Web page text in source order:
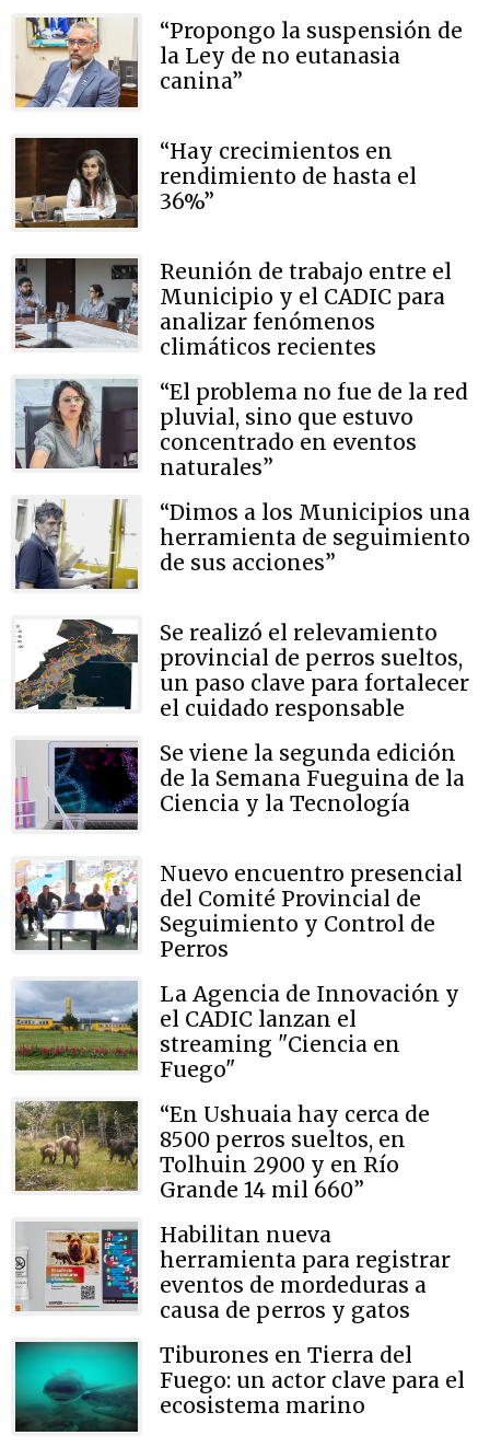
“Propongo la suspensión de
la Ley de no eutanasia
canina”
“Hay crecimientos en
rendimiento de hasta el
36%”
Reunión de trabajo entre el
Municipio y el CADIC para
analizar fenómenos
climáticos recientes
“El problema no fue de la red
pluvial, sino que estuvo
concentrado en eventos
naturales”
“Dimos a los Municipios una
herramienta de seguimiento
de sus acciones”
Se realizó el relevamiento
provincial de perros sueltos,
un paso clave para fortalecer
el cuidado responsable
Se viene la segunda edición
de la Semana Fueguina de la
Ciencia y la Tecnología
Nuevo encuentro presencial
del Comité Provincial de
Seguimiento y Control de
Perros
La Agencia de Innovación y
el CADIC lanzan el
streaming "Ciencia en
Fuego"
“En Ushuaia hay cerca de
8500 perros sueltos, en
Tolhuin 2900 y en Río
Grande 14 mil 660”
Habilitan nueva
herramienta para registrar
eventos de mordeduras a
causa de perros y gatos
Tiburones en Tierra del
Fuego: un actor clave para el
ecosistema marino